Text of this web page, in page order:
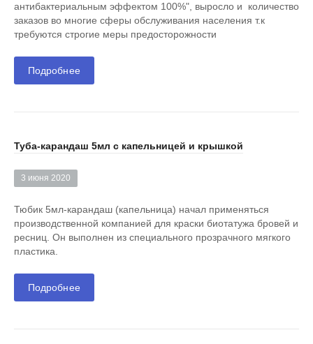
антибактериальным эффектом 100%", выросло и количество
заказов во многие сферы обслуживания населения т.к
требуются строгие меры предосторожности
Подробнее
Туба-карандаш 5мл с капельницей и крышкой
3 июня 2020
Тюбик 5мл-карандаш (капельница) начал применяться
производственной компанией для краски биотатужа бровей и
ресниц. Он выполнен из специального прозрачного мягкого
пластика.
Подробнее